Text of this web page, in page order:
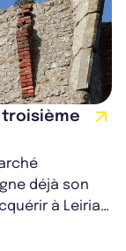
troisième
déjà son
à Leiria,